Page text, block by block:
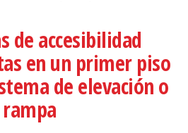
de accesibilidad
en un primer piso
de elevación o
rampa